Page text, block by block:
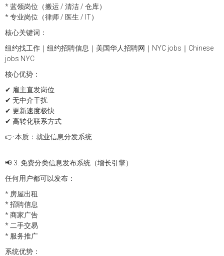
* 蓝领岗位（搬运 / 清洁 / 仓库）
* 专业岗位（律师 / 医生 / IT）
核心关键词：
纽约找工作｜纽约招聘信息｜美国华人招聘网｜NYC jobs｜Chinese
jobs NYC
核心优势：
✔ 雇主直发岗位
✔ 无中介干扰
✔ 更新速度极快
✔ 高转化联系方式
👉 本质：就业信息分发系统
📢 3. 免费分类信息发布系统（增长引擎）
任何用户都可以发布：
* 房屋出租
* 招聘信息
* 商家广告
* 二手交易
* 服务推广
系统优势：